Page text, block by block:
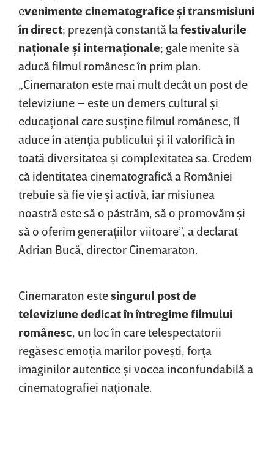
evenimente cinematografice şi transmisiuni
în direct; prezenţă constantă la festivalurile
naţionale şi internaţionale; gale menite să
aducă filmul românesc în prim plan.
„Cinemaraton este mai mult decât un post de
televiziune – este un demers cultural şi
educaţional care susţine filmul românesc, îl
aduce în atenţia publicului şi îl valorifică în
toată diversitatea şi complexitatea sa. Credem
că identitatea cinematografică a României
trebuie să fie vie şi activă, iar misiunea
noastră este să o păstrăm, să o promovăm şi
să o oferim generaţiilor viitoare”, a declarat
Adrian Bucă, director Cinemaraton.
Cinemaraton estesingurul post de
televiziune dedicat în întregime filmului
românesc , un loc în care telespectatorii
regăsesc emoţia marilor poveşti, forţa
imaginilor autentice şi vocea inconfundabilă a
cinematografiei naţionale.